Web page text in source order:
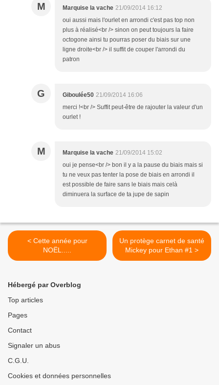
M Marquise la vache 21/09/2014 16:12
oui aussi mais l'ourlet en arrondi c'est pas top non
plus à réalisé<br /> sinon on peut toujours la faire
octogone ainsi tu pourras poser du biais sur une
ligne droite<br /> il suffit de couper l'arrondi du
patron
G Giboulée50 21/09/2014 16:06
merci !<br /> Suffit peut-être de rajouter la valeur d'un
ourlet !
M Marquise la vache 21/09/2014 15:02
oui je pense<br /> bon il y a la pause du biais mais si
tu ne veux pas tenter la pose de biais en arrondi il
est possible de faire sans le biais mais celà
diminuera la surface de ta jupe de sapin
< Cette année pour
NOËL.....
Un protège carnet de santé
Mickey pour Ethan #1 >
Hébergé par Overblog
Top articles
Pages
Contact
Signaler un abus
C.G.U.
Cookies et données personnelles